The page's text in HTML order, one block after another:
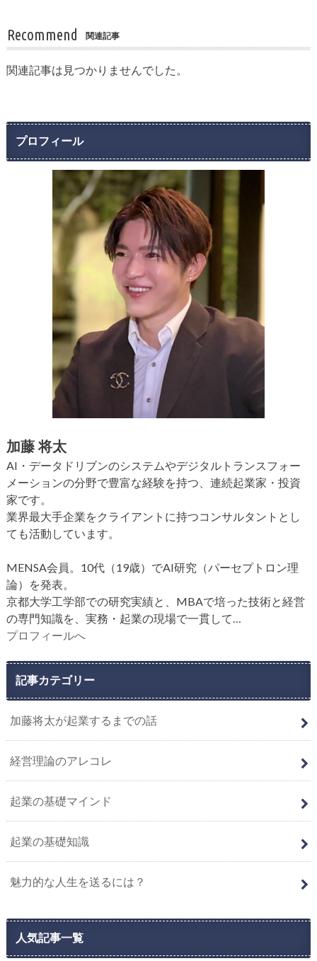
Recommend 関連記事
関連記事は見つかりませんでした。
プロフィール
加藤 将太
AI・データドリブンのシステムやデジタルトランスフォー
メーションの分野で豊富な経験を持つ、連続起業家・投資
家です。
業界最大手企業をクライアントに持つコンサルタントとし
ても活動しています。
MENSA会員。10代（19歳）でAI研究（パーセプトロン理
論）を発表。
京都大学工学部での研究実績と、MBAで培った技術と経営
の専門知識を、実務・起業の現場で一貫して…
プロフィールへ
記事カテゴリー
加藤将太が起業するまでの話
経営理論のアレコレ
起業の基礎マインド
起業の基礎知識
魅力的な人生を送るには？
人気記事一覧